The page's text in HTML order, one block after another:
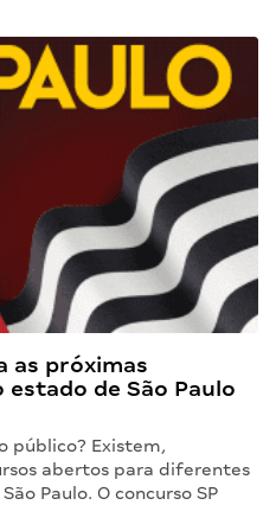
as próximas
de São Paulo
público? Existem,
abertos para diferentes
Paulo. O concurso SP